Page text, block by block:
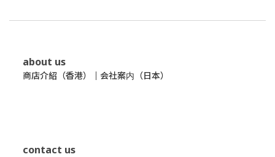
about us
商店介紹（香港） ｜ 会社案内（日本）
contact us